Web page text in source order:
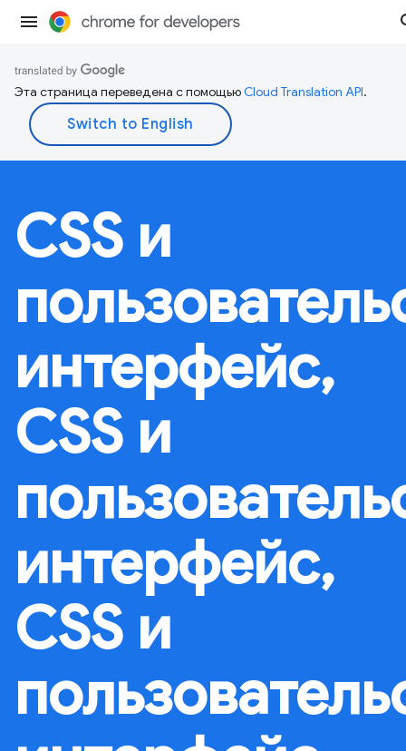
Эта страница переведена с помощьюCloud Translation API.
CSS и
интерфейс,
CSS и
интерфейс,
CSS и